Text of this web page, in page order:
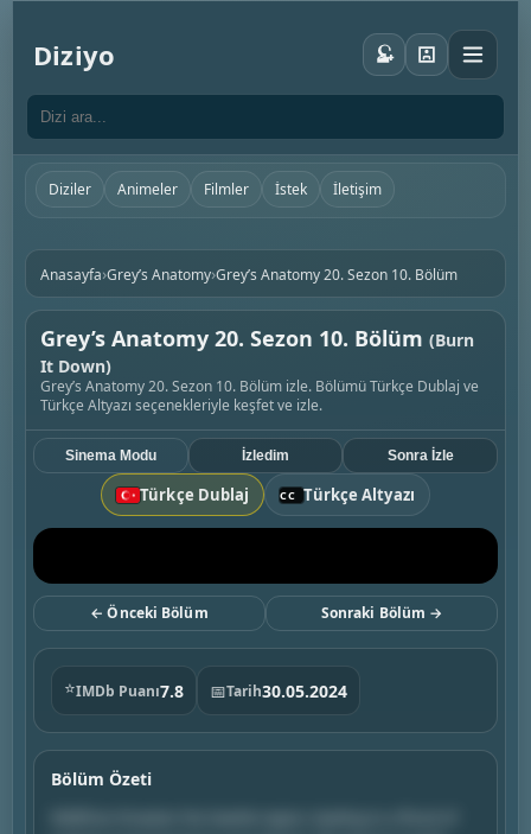
Diziyo
Diziler Animeler Filmler İstek İletişim
Anasayfa›Grey’s Anatomy›Grey’s Anatomy 20. Sezon 10. Bölüm
Grey’s Anatomy 20. Sezon 10. Bölüm (Burn
It Down)
Grey’s Anatomy 20. Sezon 10. Bölüm izle. Bölümü Türkçe Dublaj ve
Türkçe Altyazı seçenekleriyle keşfet ve izle.
Türkçe Dublaj Türkçe Altyazı
Sinema Modu İzledim Sonra İzle
← Önceki Bölüm Sonraki Bölüm →
⭐IMDb Puanı7.8 📅Tarih30.05.2024
Bölüm Özeti